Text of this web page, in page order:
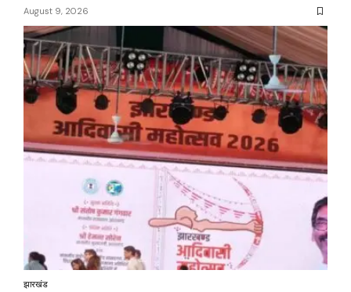
August 9, 2026
झारखंड